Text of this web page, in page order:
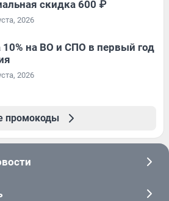
скидка 600 ₽
2026
на ВО и СПО в первый год
2026
промокоды